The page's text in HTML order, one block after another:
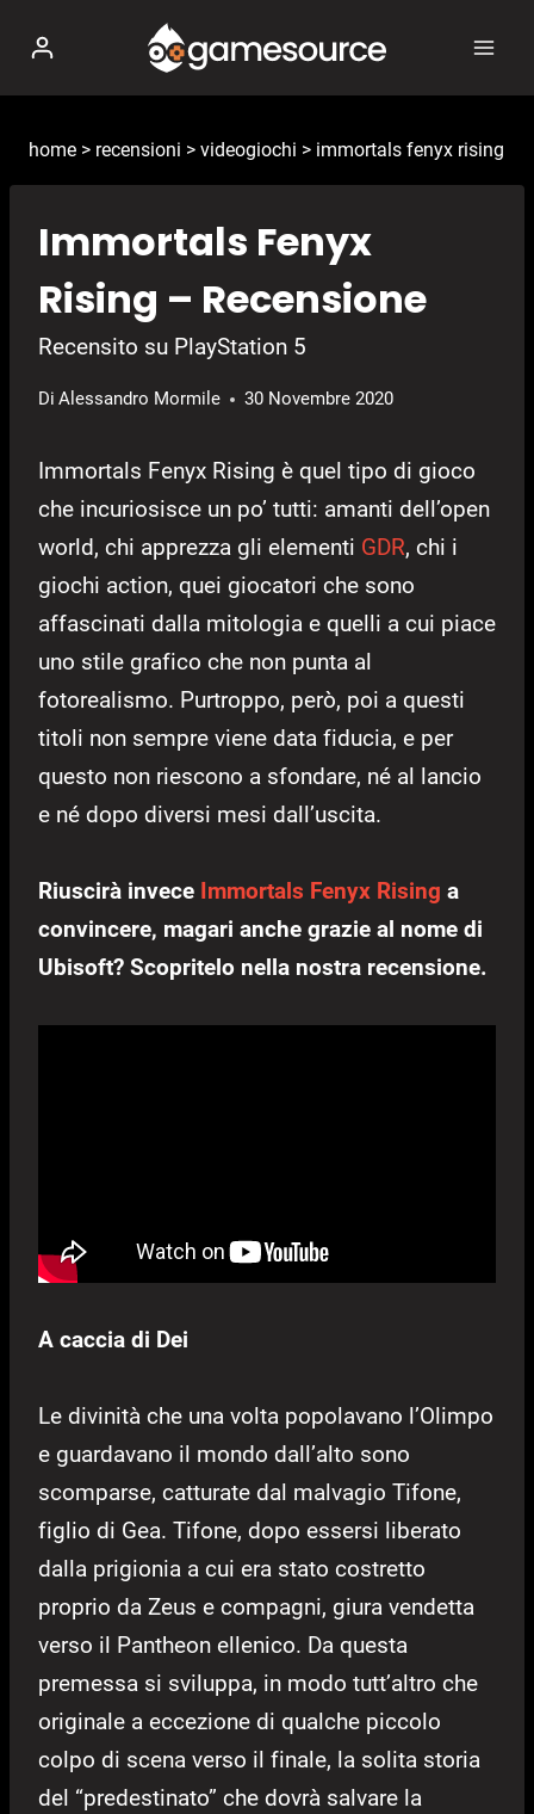
contenuto
home > recensioni > videogiochi > immortals fenyx rising
Immortals Fenyx
Rising – Recensione
Recensito su PlayStation 5
Di Alessandro Mormile 30 Novembre 2020
Immortals Fenyx Rising è quel tipo di gioco
che incuriosisce un po’ tutti: amanti dell’open
world, chi apprezza gli elementi GDR, chi i
giochi action, quei giocatori che sono
affascinati dalla mitologia e quelli a cui piace
uno stile grafico che non punta al
fotorealismo. Purtroppo, però, poi a questi
titoli non sempre viene data fiducia, e per
questo non riescono a sfondare, né al lancio
e né dopo diversi mesi dall’uscita.
Riuscirà invece Immortals Fenyx Rising a
convincere, magari anche grazie al nome di
Ubisoft? Scopritelo nella nostra recensione.
A caccia di Dei
Le divinità che una volta popolavano l’Olimpo
e guardavano il mondo dall’alto sono
scomparse, catturate dal malvagio Tifone,
figlio di Gea. Tifone, dopo essersi liberato
dalla prigionia a cui era stato costretto
proprio da Zeus e compagni, giura vendetta
verso il Pantheon ellenico. Da questa
premessa si sviluppa, in modo tutt’altro che
originale a eccezione di qualche piccolo
colpo di scena verso il finale, la solita storia
del “predestinato” che dovrà salvare la